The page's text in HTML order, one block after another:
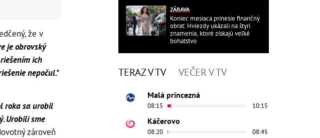
že v
je obrovský
ich
nepočul."
roka sa urobil
Urobili sme
zároveň
ZÁBAVA
Koniec mesiaca prinesie finančný
obrat: Hviezdy ukázali na štyri
znamenia, ktoré získajú veľké
bohatstvo
TERAZ V TV VEČER V TV
Malá princezná
08:15 10:15
Káčerovo
08:20 08:45